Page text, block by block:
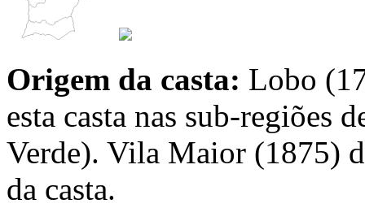
Origem da casta: Lobo
esta casta nas sub-regiões
Verde). Vila Maior (1875)
da casta.